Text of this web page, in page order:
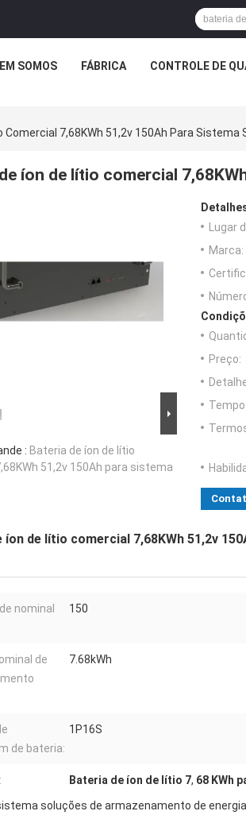
SOMOS FÁBRICA CONTROLE DE
Comercial 7,68KWh 51,2v 150Ah Para Sistema
íon de lítio comercial
: Bateria de íon de lítio
51,2v 150Ah para sistema
Lugar
Marca:
Preço:
íon de lítio comercial 7,68KWh 51,2v
nominal
150
de
7.68kWh
de bateria:
1P16S
Bateria de íon de lítio 7, 68 KWh
soluções de armazenamento de